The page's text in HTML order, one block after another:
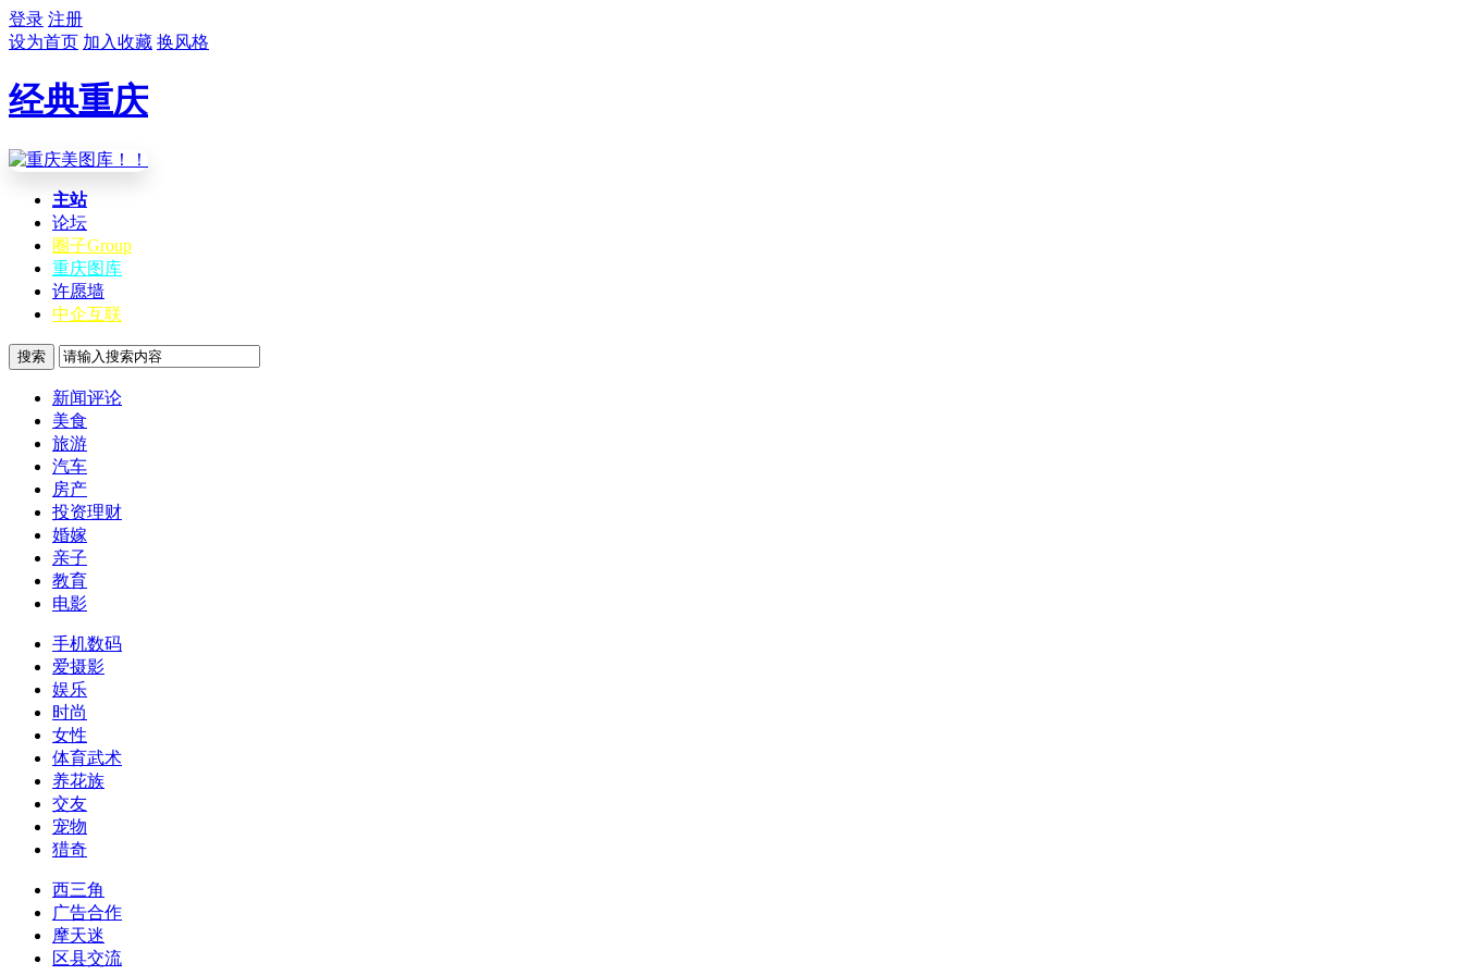
登录 注册
设为首页 加入收藏 换风格
经典重庆
主站
论坛
圈子Group
重庆图库
许愿墙
中企互联
搜索
新闻评论
美食
旅游
汽车
房产
投资理财
婚嫁
亲子
教育
电影
手机数码
爱摄影
娱乐
时尚
女性
体育武术
养花族
交友
宠物
猎奇
西三角
广告合作
摩天迷
区县交流